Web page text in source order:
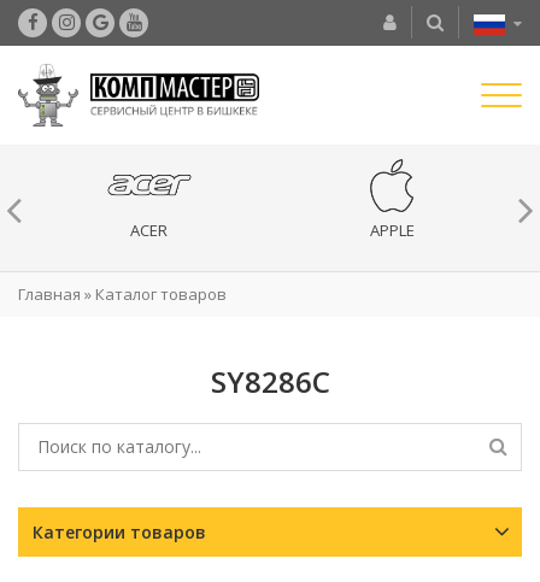
ACER APPLE
Главная » Каталог товаров
SY8286C
Категории товаров